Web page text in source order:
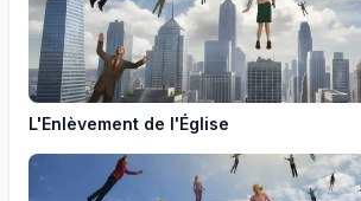
L'Enlèvement de l'Église